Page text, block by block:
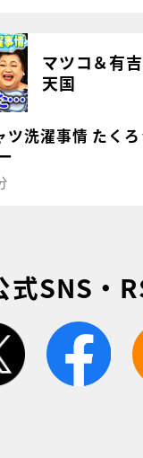
マツコ＆有
天国
ツ洗濯事情 たく
式SNS・
twitter